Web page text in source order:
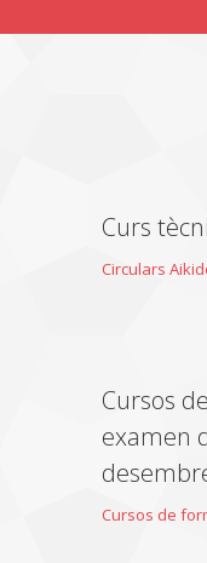
Curs
Circulars
Cursos
examen
Cursos de